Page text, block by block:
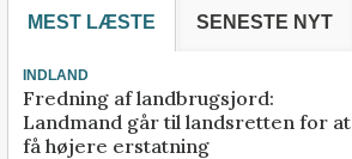
MEST LÆSTE SENESTE NYT
INDLAND
Fredning af landbrugsjord:
Landmand går til landsretten for at
få højere erstatning